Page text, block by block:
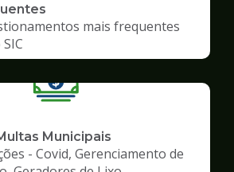
mais frequentes
Municipais
- Covid, Gerenciamento de